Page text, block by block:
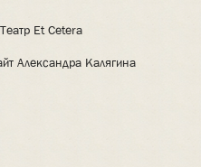
Et Cetera
Александра Калягина